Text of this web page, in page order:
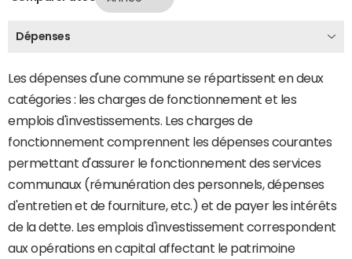
Dépenses
Les dépenses d'une commune se répartissent en deux
catégories : les charges de fonctionnement et les
emplois d'investissements. Les charges de
fonctionnement comprennent les dépenses courantes
permettant d'assurer le fonctionnement des services
communaux (rémunération des personnels, dépenses
d'entretien et de fourniture, etc.) et de payer les intérêts
de la dette. Les emplois d'investissement correspondent
aux opérations en capital affectant le patrimoine